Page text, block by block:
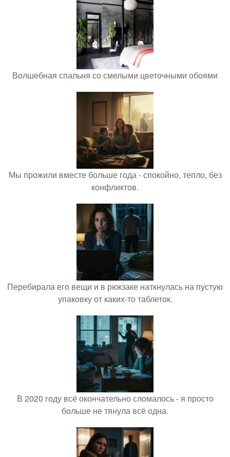
Волшебная спальня со смелыми цветочными обоями
Мы прожили вместе больше года - спокойно, тепло, без
конфликтов.
Перебирала его вещи и в рюкзаке наткнулась на пустую
упаковку от каких-то таблеток.
В 2020 году всё окончательно сломалось - я просто
больше не тянула всё одна.